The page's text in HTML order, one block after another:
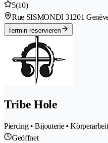
5(10)
Rue SISMONDI 31201
Termin reservieren
Tribe Hole
Piercing • Bijouterie • Körperarbeit
Geöffnet